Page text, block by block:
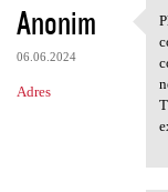
Anonim
06.06.2024
Adres